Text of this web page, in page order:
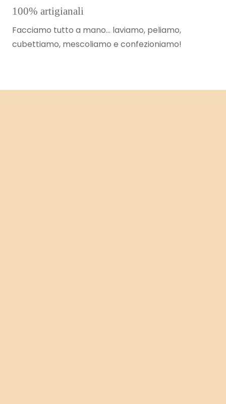
100% artigianali
Facciamo tutto a mano… laviamo, peliamo,
cubettiamo, mescoliamo e confezioniamo!